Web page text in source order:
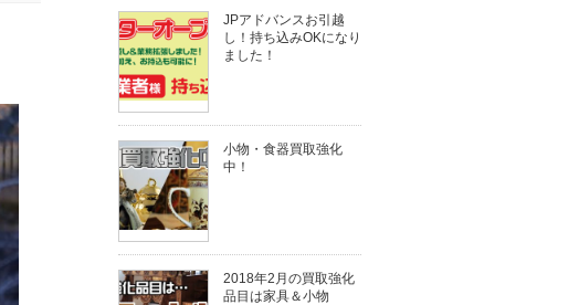
JPアドバンスお引越
し！持ち込みOKになり
ました！
小物・食器買取強化
中！
2018年2月の買取強化
品目は家具＆小物